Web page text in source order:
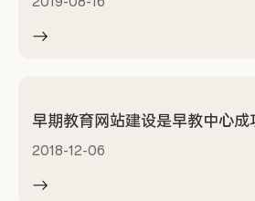
早期教育网站建设是早教中心成
2018-12-06